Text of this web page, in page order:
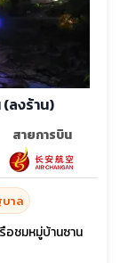
(ลงร้าน)
สายการบิน
บาล
อชมหมู่บ้านซาน